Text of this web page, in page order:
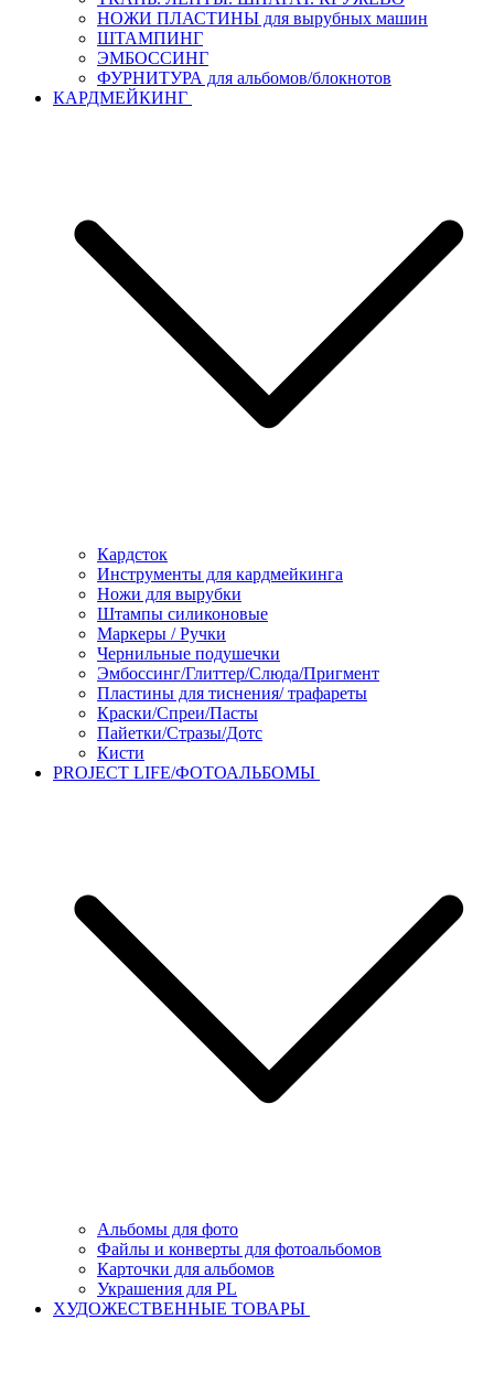
НОЖИ ПЛАСТИНЫ для вырубных машин
ШТАМПИНГ
ЭМБОССИНГ
ФУРНИТУРА для альбомов/блокнотов
КАРДМЕЙКИНГ
Кардсток
Инструменты для кардмейкинга
Ножи для вырубки
Штампы силиконовые
Маркеры / Ручки
Чернильные подушечки
Эмбоссинг/Глиттер/Слюда/Пригмент
Пластины для тиснения/ трафареты
Краски/Спреи/Пасты
Пайетки/Стразы/Дотс
Кисти
PROJECT LIFE/ФОТОАЛЬБОМЫ
Альбомы для фото
Файлы и конверты для фотоальбомов
Карточки для альбомов
Украшения для PL
ХУДОЖЕСТВЕННЫЕ ТОВАРЫ